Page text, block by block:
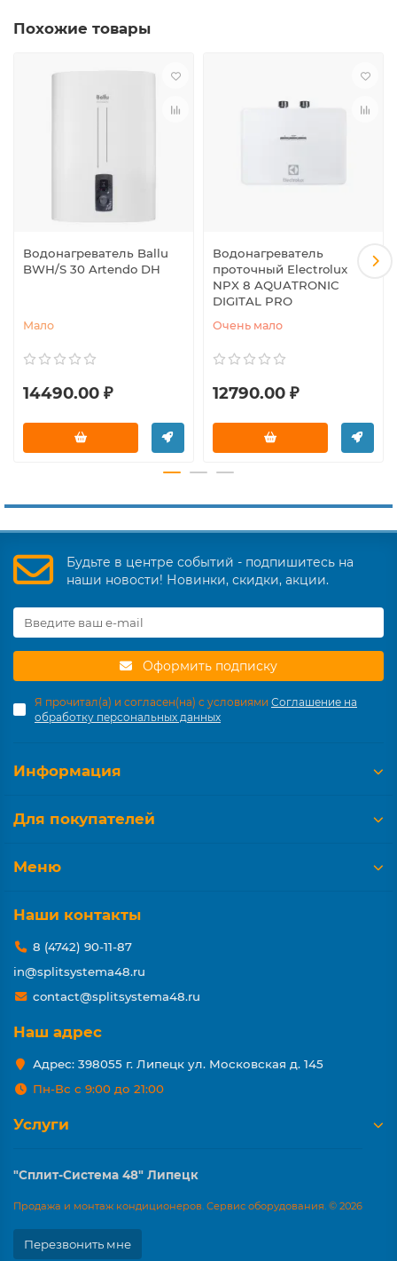
Похожие товары
Водонагреватель Ballu
BWH/S 30 Artendo DH
Мало
14490.00 ₽
Водонагреватель
проточный Electrolux
NPX 8 AQUATRONIC
DIGITAL PRO
Очень мало
12790.00 ₽
Будьте в центре событий - подпишитесь на
наши новости! Новинки, скидки, акции.
Оформить подписку
Я прочитал(а) и согласен(на) с условиями Соглашение на
обработку персональных данных
Информация
Для покупателей
Меню
Наши контакты
8 (4742) 90-11-87
in@splitsystema48.ru
contact@splitsystema48.ru
Наш адрес
Адрес: 398055 г. Липецк ул. Московская д. 145
Пн-Вс с 9:00 до 21:00
Услуги
"Сплит-Система 48" Липецк
Продажа и монтаж кондиционеров. Сервис оборудования. © 2026
Перезвонить мне